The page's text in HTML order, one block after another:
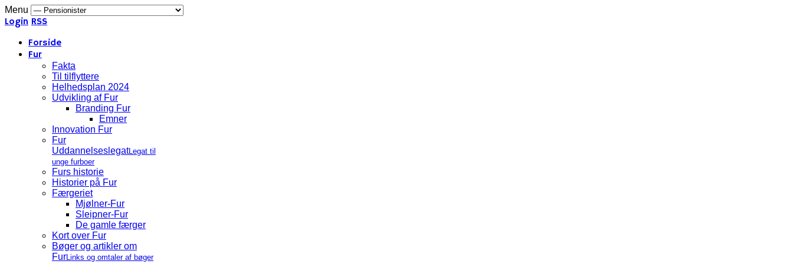
Menu
Login RSS
Forside
Fur
Fakta
Til tilflyttere
Helhedsplan 2024
Udvikling af Fur
Branding Fur
Emner
Innovation Fur
Fur
UddannelseslegatLegat til
unge furboer
Furs historie
Historier på Fur
Færgeriet
Mjølner-Fur
Sleipner-Fur
De gamle færger
Kort over Fur
Bøger og artikler om
FurLinks og omtaler af bøger